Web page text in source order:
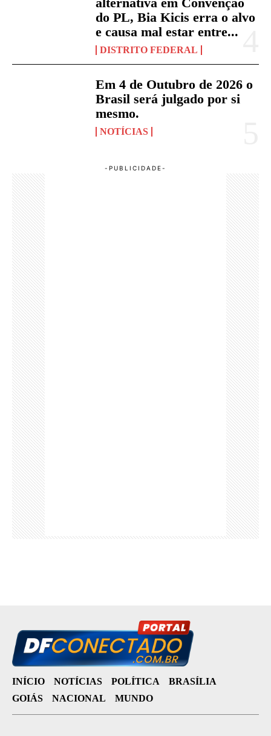
do PL, Bia Kicis erra o alvo
e causa mal estar entre...
DISTRITO FEDERAL
Em 4 de Outubro de 2026 o
Brasil será julgado por si
mesmo.
NOTÍCIAS
INÍCIO NOTÍCIAS POLÍTICA
BRASÍLIA
GOIÁS
NACIONAL MUNDO